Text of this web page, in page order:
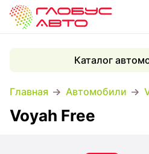
Главная Автомобили
Каталог
Voyah Free